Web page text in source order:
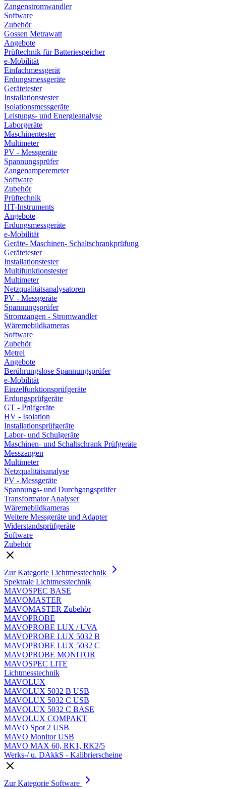
Zangenstromwandler
Software
Zubehör
Gossen Metrawatt
Angebote
Prüftechnik für Batteriespeicher
e-Mobilität
Einfachmessgerät
Erdungsmessgeräte
Gerätetester
Installationstester
Isolationsmessgeräte
Leistungs- und Energieanalyse
Laborgeräte
Maschinentester
Multimeter
PV - Messgeräte
Spannungsprüfer
Zangenamperemeter
Software
Zubehör
Prüftechnik
HT-Instruments
Angebote
Erdungsmessgeräte
e-Mobilität
Geräte- Maschinen- Schaltschrankprüfung
Gerätetester
Installationstester
Multifunktionstester
Multimeter
Netzqualitätsanalysatoren
PV - Messgeräte
Spannungsprüfer
Stromzangen - Stromwandler
Wäremebildkameras
Software
Zubehör
Metrel
Angebote
Berührungslose Spannungsprüfer
e-Mobilität
Einzelfunktionsprüfgeräte
Erdungsprüfgeräte
GT - Prüfgeräte
HV - Isolation
Installationsprüfgeräte
Labor- und Schulgeräte
Maschinen- und Schaltschrank Prüfgeräte
Messzangen
Multimeter
Netzqualitätsanalyse
PV - Messgeräte
Spannungs- und Durchgangsprüfer
Transformator Analyser
Wäremebildkameras
Weitere Messgeräte und Adapter
Widerstandsprüfgeräte
Software
Zubehör
Zur Kategorie Lichtmesstechnik
Spektrale Lichtmesstechnik
MAVOSPEC BASE
MAVOMASTER
MAVOMASTER Zubehör
MAVOPROBE
MAVOPROBE LUX / UVA
MAVOPROBE LUX 5032 B
MAVOPROBE LUX 5032 C
MAVOPROBE MONITOR
MAVOSPEC LITE
Lichtmesstechnik
MAVOLUX
MAVOLUX 5032 B USB
MAVOLUX 5032 C USB
MAVOLUX 5032 C BASE
MAVOLUX COMPAKT
MAVO Spot 2 USB
MAVO Monitor USB
MAVO MAX 60, RK1, RK2/5
Werks-/ u. DAkkS - Kalibrierscheine
Zur Kategorie Software